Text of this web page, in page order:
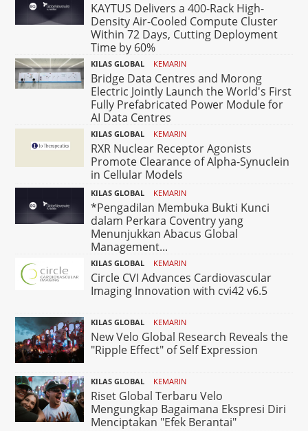
KAYTUS Delivers a 400-Rack High-
Density Air-Cooled Compute Cluster
Within 72 Days, Cutting Deployment
Time by 60%
KILAS GLOBAL KEMARIN
Bridge Data Centres and Morong
Electric Jointly Launch the World's First
Fully Prefabricated Power Module for
AI Data Centres
KILAS GLOBAL KEMARIN
RXR Nuclear Receptor Agonists
Promote Clearance of Alpha-Synuclein
in Cellular Models
KILAS GLOBAL KEMARIN
*Pengadilan Membuka Bukti Kunci
dalam Perkara Coventry yang
Menunjukkan Abacus Global
Management...
KILAS GLOBAL KEMARIN
Circle CVI Advances Cardiovascular
Imaging Innovation with cvi42 v6.5
KILAS GLOBAL KEMARIN
New Velo Global Research Reveals the
"Ripple Effect" of Self Expression
KILAS GLOBAL KEMARIN
Riset Global Terbaru Velo
Mengungkap Bagaimana Ekspresi Diri
Menciptakan "Efek Berantai"